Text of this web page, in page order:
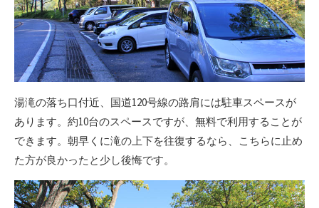
湯滝の落ち口付近、国道120号線の路肩には駐車スペースが
あります。約10台のスペースですが、無料で利用することが
できます。朝早くに滝の上下を往復するなら、こちらに止め
た方が良かったと少し後悔です。